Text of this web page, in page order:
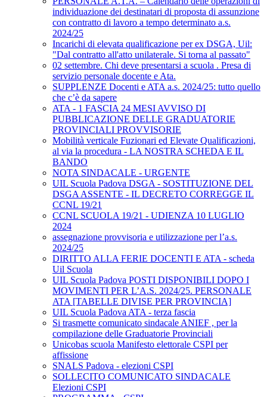
individuazione dei destinatari di proposta di assunzione
con contratto di lavoro a tempo determinato a.s.
2024/25
Incarichi di elevata qualificazione per ex DSGA, Uil:
"Dal contratto all'atto unilaterale. Si torna al passato"
02 settembre. Chi deve presentarsi a scuola . Presa di
servizio personale docente e Ata.
SUPPLENZE Docenti e ATA a.s. 2024/25: tutto quello
che c’è da sapere
ATA - 1 FASCIA 24 MESI AVVISO DI
PUBBLICAZIONE DELLE GRADUATORIE
PROVINCIALI PROVVISORIE
Mobilità verticale Fuzionari ed Elevate Qualificazioni,
al via la procedura - LA NOSTRA SCHEDA E IL
BANDO
NOTA SINDACALE - URGENTE
UIL Scuola Padova DSGA - SOSTITUZIONE DEL
DSGA ASSENTE - IL DECRETO CORREGGE IL
CCNL 19/21
CCNL SCUOLA 19/21 - UDIENZA 10 LUGLIO
2024
assegnazione provvisoria e utilizzazione per l’a.s.
2024/25
DIRITTO ALLA FERIE DOCENTI E ATA - scheda
Uil Scuola
UIL Scuola Padova POSTI DISPONIBILI DOPO I
MOVIMENTI PER L’A.S. 2024/25. PERSONALE
ATA [TABELLE DIVISE PER PROVINCIA]
UIL Scuola Padova ATA - terza fascia
Si trasmette comunicato sindacale ANIEF , per la
compilazione delle Graduatorie Provinciali
Unicobas scuola Manifesto elettorale CSPI per
affissione
SNALS Padova - elezioni CSPI
SOLLECITO COMUNICATO SINDACALE
Elezioni CSPI